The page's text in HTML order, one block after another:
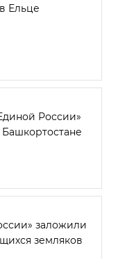
Ельце
России»
заложили
земляков